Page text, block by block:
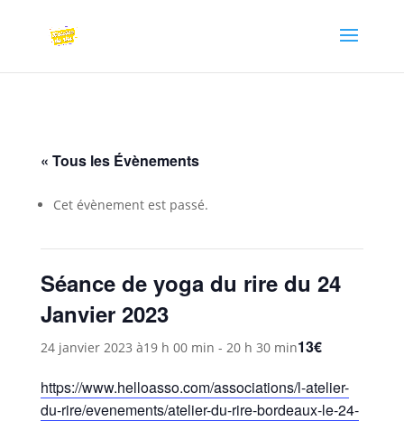
« Tous les Évènements
Cet évènement est passé.
Séance de yoga du rire du 24
Janvier 2023
24 janvier 2023 à19 h 00 min - 20 h 30 min13€
https://www.helloasso.com/associations/l-atelier-
du-rire/evenements/atelier-du-rire-bordeaux-le-24-